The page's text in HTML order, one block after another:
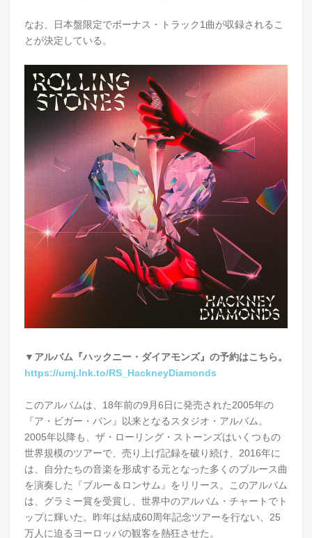
なお、日本盤限定でボーナス・トラック1曲が収録されるこ
とが決定している。
▼アルバム『ハックニー・ダイアモンズ』の予約はこちら。
https://umj.lnk.to/RS_HackneyDiamonds
このアルバムは、18年前の9月6日に発売された2005年の
『ア・ビガー・バン』以来となるスタジオ・アルバム。
2005年以降も、ザ・ローリング・ストーンズはいくつもの
世界規模のツアーで、売り上げ記録を破り続け、2016年に
は、自分たちの音楽を形成する元となった多くのブルース曲
を演奏した『ブルー＆ロンサム』をリリース。このアルバム
は、グラミー賞を受賞し、世界中のアルバム・チャートでト
ップに輝いた。昨年は結成60周年記念ツアーを行ない、25
万人に迫るヨーロッパの観客を熱狂させた。